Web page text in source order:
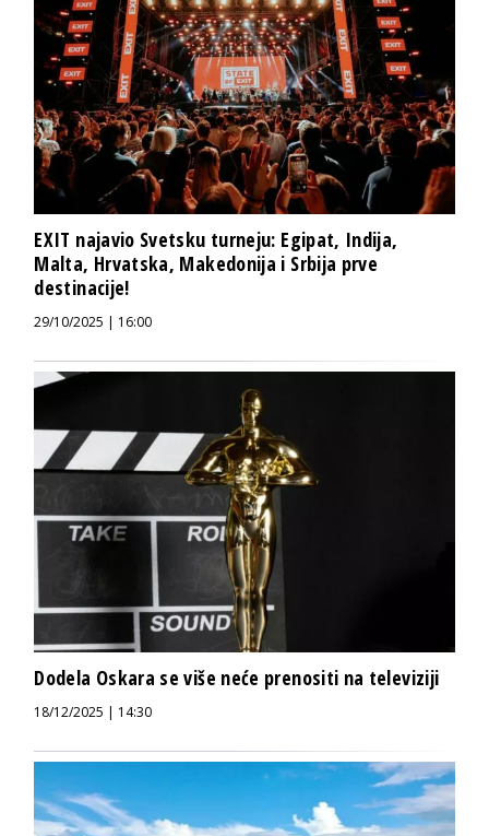
EXIT najavio Svetsku turneju: Egipat, Indija,
Malta, Hrvatska, Makedonija i Srbija prve
destinacije!
29/10/2025 | 16:00
Dodela Oskara se više neće prenositi na televiziji
18/12/2025 | 14:30